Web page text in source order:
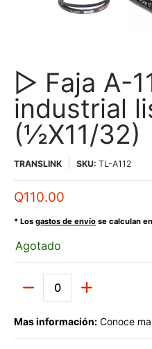
▷ Faja A-
industrial
(½X11/32)
TRANSLINK SKU: TL-A112
Q110.00
* Los gastos de envío se calculan
Agotado
Mas información: Conoce